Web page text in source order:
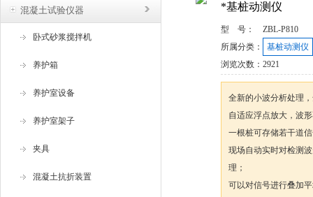
混凝土试验仪器
卧式砂浆搅拌机
养护箱
养护室设备
养护室架子
夹具
混凝土抗折装置
*基桩动测仪
型 号：
ZBL-P810
所属分类：
基桩动测仪
浏览次数： 2921
全新的小波分析处理
自适应浮点放大，波
一根桩可存储若干道
现场自动实时对检测
理；
可以对信号进行叠加